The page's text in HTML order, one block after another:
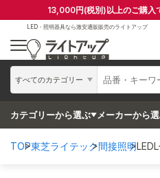
13,000円(税別)以上のご購入
LED・照明器具なら激安通販販売のライトアップ
すべてのカテゴリー
カテゴリーから選ぶ メーカーから
TOP東芝ライテック間接照明